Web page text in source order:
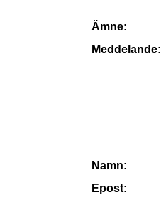
Ämne:
Meddelande:
Namn:
Epost: